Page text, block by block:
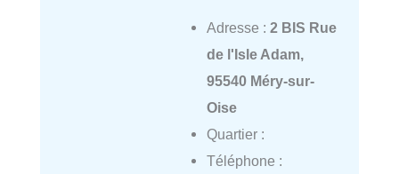
Adresse : 2 BIS Rue
de l'Isle Adam,
95540 Méry-sur-
Oise
Quartier :
Téléphone :